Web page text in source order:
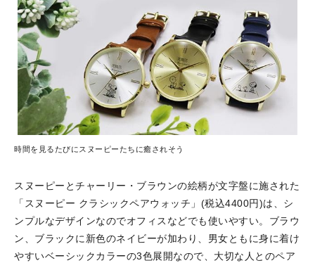
時間を見るたびにスヌーピーたちに癒されそう
スヌーピーとチャーリー・ブラウンの絵柄が文字盤に施された
「スヌーピー クラシックペアウォッチ」(税込4400円)は、シ
ンプルなデザインなのでオフィスなどでも使いやすい。ブラウ
ン、ブラックに新色のネイビーが加わり、男女ともに身に着け
やすいベーシックカラーの3色展開なので、大切な人とのペア